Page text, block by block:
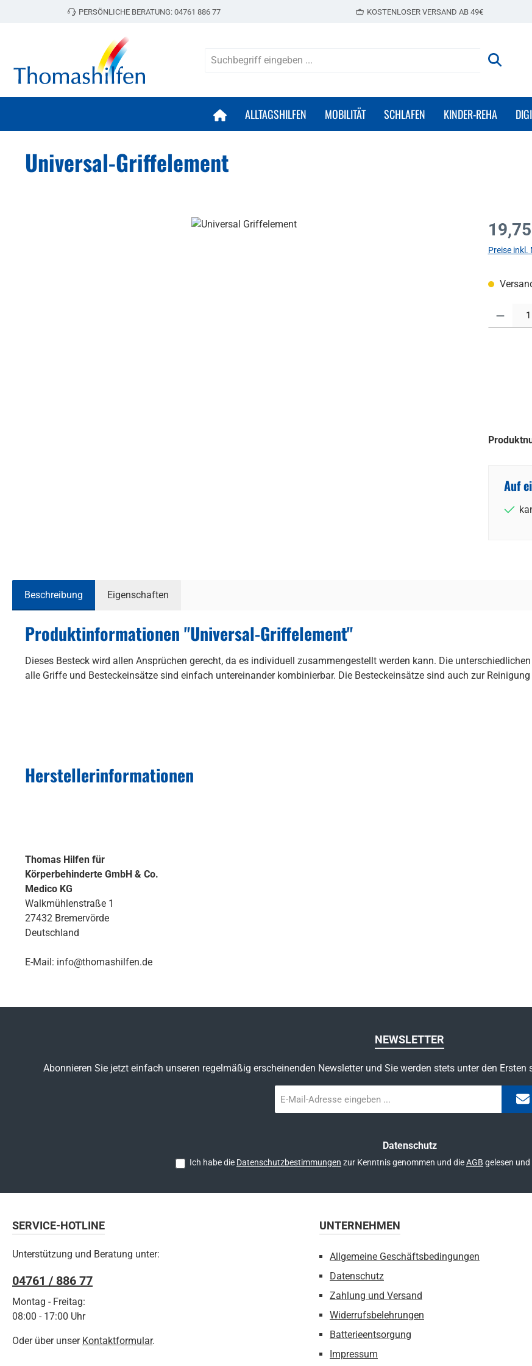
Hauptinhalt springen
Zur Suche springen
Zur Hauptnavigation springen
PERSÖNLICHE BERATUNG: 04761 886 77 KOSTENLOSER VERSAND AB 49€
ALLTAGSHILFEN MOBILITÄT SCHLAFEN KINDER-REHA
Universal-Griffelement
Regulärer
Preise inkl.
Auf
Beschreibung Eigenschaften
Produktinformationen "Universal-Griffelement"
Dieses Besteck wird allen Ansprüchen gerecht, da es individuell zusammengestellt werden kann. Die
alle Griffe und Besteckeinsätze sind einfach untereinander kombinierbar. Die Besteckeinsätze sind auch zur
Herstellerinformationen
Thomas Hilfen für
Körperbehinderte GmbH & Co.
Medico KG
Walkmühlenstraße 1
27432 Bremervörde
Deutschland
E-Mail: info@thomashilfen.de
NEWSLETTER
Abonnieren Sie jetzt einfach unseren regelmäßig erscheinenden Newsletter und Sie werden stets unter den
Mail-
Datenschutz
Ich habe die Datenschutzbestimmungen zur Kenntnis genommen und dieAGB gelesen
SERVICE-HOTLINE
Unterstützung und Beratung unter:
04761 / 886 77
Montag - Freitag:
08:00 - 17:00 Uhr
Oder über unser Kontaktformular.
UNTERNEHMEN
Allgemeine Geschäftsbedingungen
Datenschutz
Zahlung und Versand
Widerrufsbelehrungen
Batterieentsorgung
Impressum